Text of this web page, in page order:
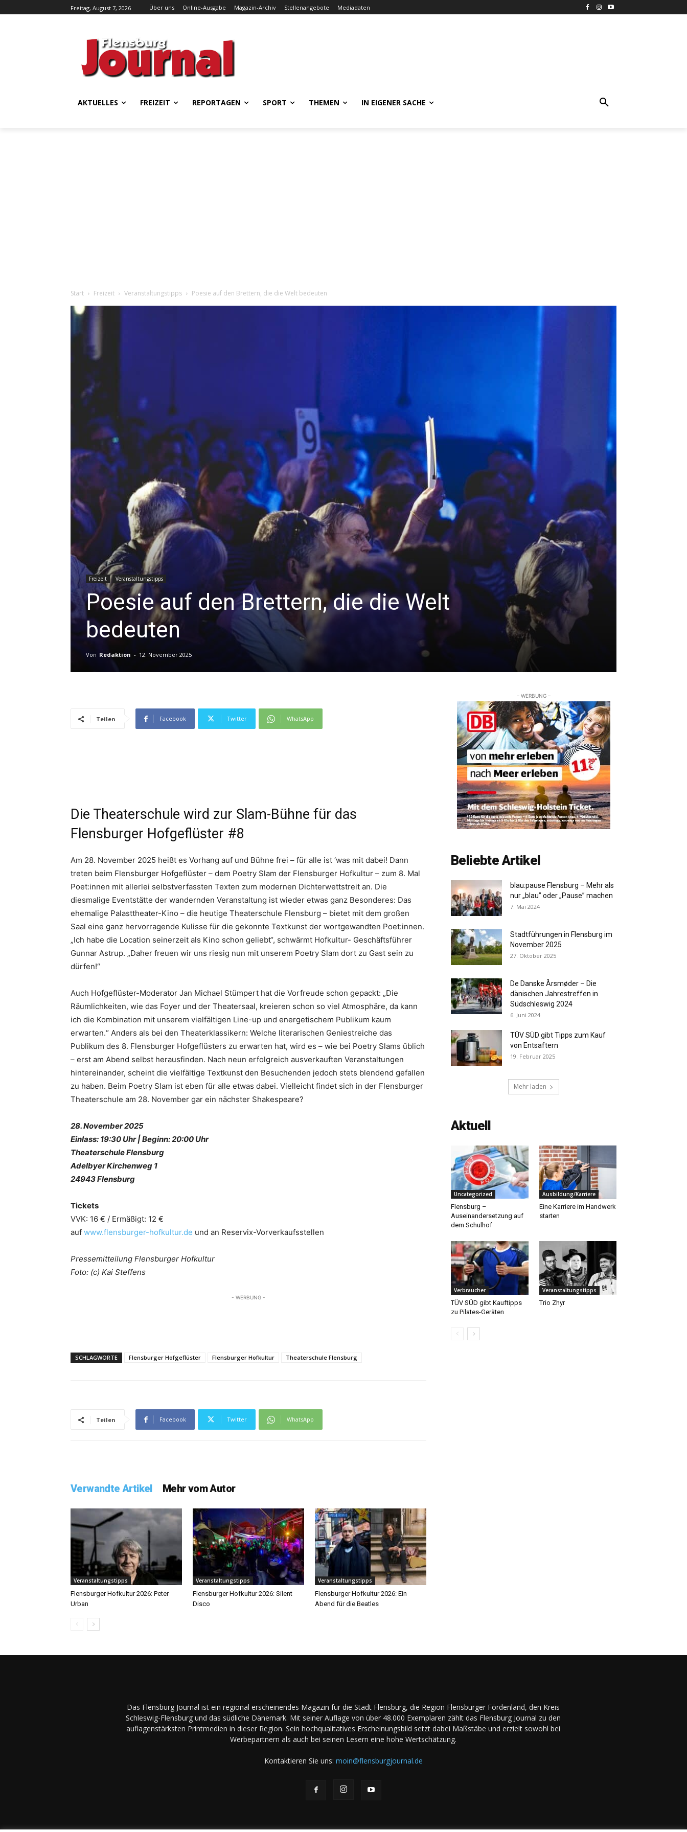
Freitag, August 7, 2026 Über uns Online-Ausgabe Magazin-Archiv Stellenangebote Mediadaten
AKTUELLES FREIZEIT REPORTAGEN SPORT THEMEN IN EIGENER SACHE
Start Freizeit Veranstaltungstipps Poesie auf den Brettern, die die Welt bedeuten
Freizeit Veranstaltungstipps
Poesie auf den Brettern, die die Welt
bedeuten
Von Redaktion - 12. November 2025
Teilen Facebook Twitter WhatsApp
Die Theaterschule wird zur Slam-Bühne für das
Flensburger Hofgeflüster #8
Am 28. November 2025 heißt es Vorhang auf und Bühne frei – für alle ist ‘was mit dabei! Dann
treten beim Flensburger Hofgeflüster – dem Poetry Slam der Flensburger Hofkultur – zum 8. Mal
Poet:innen mit allerlei selbstverfassten Texten zum modernen Dichterwettstreit an. Die
diesmalige Eventstätte der wandernden Veranstaltung ist wieder etwas ganz Besonderes: Das
ehemalige Palasttheater-Kino – die heutige Theaterschule Flensburg – bietet mit dem großen
Saal eine ganz hervorragende Kulisse für die gekonnte Textkunst der wortgewandten Poet:innen.
„Ich habe die Location seinerzeit als Kino schon geliebt“, schwärmt Hofkultur- Geschäftsführer
Gunnar Astrup. „Daher freuen wir uns riesig nun mit unserem Poetry Slam dort zu Gast sein zu
dürfen!“
Auch Hofgeflüster-Moderator Jan Michael Stümpert hat die Vorfreude schon gepackt: „Die
Räumlichkeiten, wie das Foyer und der Theatersaal, kreieren schon so viel Atmosphäre, da kann
ich die Kombination mit unserem vielfältigen Line-up und energetischem Publikum kaum
erwarten.“ Anders als bei den Theaterklassikern: Welche literarischen Geniestreiche das
Publikum des 8. Flensburger Hofgeflüsters zu erwarten hat, wird es – wie bei Poetry Slams üblich
– erst am Abend selbst herausfinden. Nach neun erfolgreich ausverkauften Veranstaltungen
hintereinander, scheint die vielfältige Textkunst den Besuchenden jedoch stets blendend gefallen
zu haben. Beim Poetry Slam ist eben für alle etwas dabei. Vielleicht findet sich in der Flensburger
Theaterschule am 28. November gar ein nächster Shakespeare?
28. November 2025
Einlass: 19:30 Uhr | Beginn: 20:00 Uhr
Theaterschule Flensburg
Adelbyer Kirchenweg 1
24943 Flensburg
Tickets
VVK: 16 € / Ermäßigt: 12 €
auf www.flensburger-hofkultur.de und an Reservix-Vorverkaufsstellen
Pressemitteilung Flensburger Hofkultur
Foto: (c) Kai Steffens
- WERBUNG -
SCHLAGWORTE Flensburger Hofgeflüster Flensburger Hofkultur Theaterschule Flensburg
Teilen Facebook Twitter WhatsApp
Verwandte Artikel Mehr vom Autor
Veranstaltungstipps
Flensburger Hofkultur 2026: Peter
Urban
Veranstaltungstipps
Flensburger Hofkultur 2026: Silent
Disco
Veranstaltungstipps
Flensburger Hofkultur 2026: Ein
Abend für die Beatles
– WERBUNG –
Beliebte Artikel
blau:pause Flensburg – Mehr als
nur „blau” oder „Pause” machen
7. Mai 2024
Stadtführungen in Flensburg im
November 2025
27. Oktober 2025
De Danske Årsmøder – Die
dänischen Jahrestreffen in
Südschleswig 2024
6. Juni 2024
TÜV SÜD gibt Tipps zum Kauf
von Entsaftern
19. Februar 2025
Mehr laden
Aktuell
Uncategorized
Flensburg –
Auseinandersetzung auf
dem Schulhof
Ausbildung/Karriere
Eine Karriere im Handwerk
starten
Verbraucher
TÜV SÜD gibt Kauftipps
zu Pilates-Geräten
Veranstaltungstipps
Trio Zhyr
Das Flensburg Journal ist ein regional erscheinendes Magazin für die Stadt Flensburg, die Region Flensburger Fördenland, den Kreis
Schleswig-Flensburg und das südliche Dänemark. Mit seiner Auflage von über 48.000 Exemplaren zählt das Flensburg Journal zu den
auflagenstärksten Printmedien in dieser Region. Sein hochqualitatives Erscheinungsbild setzt dabei Maßstäbe und erzielt sowohl bei
Werbepartnern als auch bei seinen Lesern eine hohe Wertschätzung.
Kontaktieren Sie uns: moin@flensburgjournal.de